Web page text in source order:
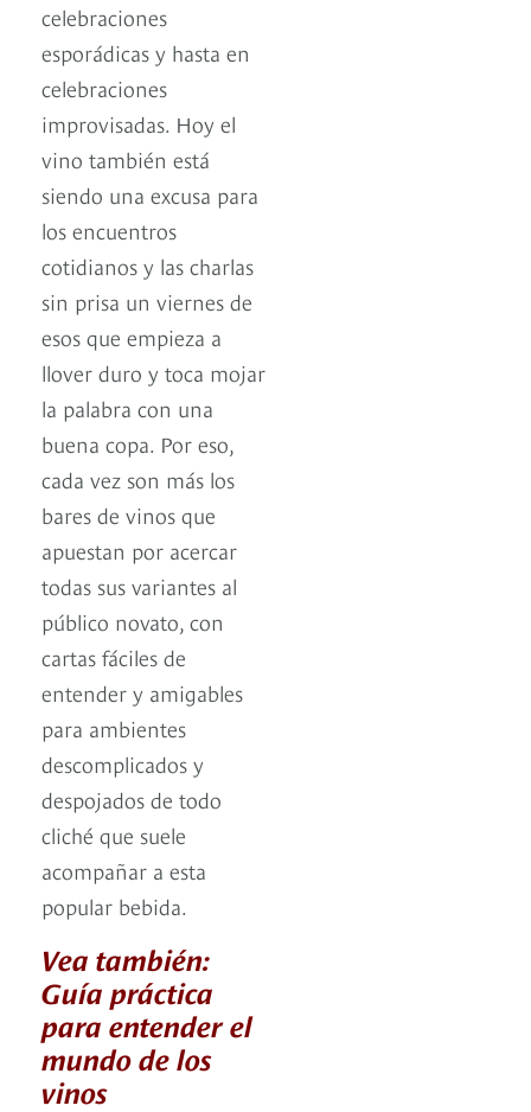
celebraciones
esporádicas y hasta en
celebraciones
improvisadas. Hoy el
vino también está
siendo una excusa para
los encuentros
cotidianos y las charlas
sin prisa un viernes de
esos que empieza a
llover duro y toca mojar
la palabra con una
buena copa. Por eso,
cada vez son más los
bares de vinos que
apuestan por acercar
todas sus variantes al
público novato, con
cartas fáciles de
entender y amigables
para ambientes
descomplicados y
despojados de todo
cliché que suele
acompañar a esta
popular bebida.
Vea también:
Guía práctica
para entender el
mundo de los
vinos